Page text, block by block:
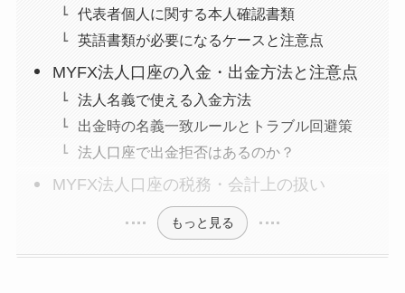
代表者個人に関する本人確認書類
英語書類が必要になるケースと注意点
MYFX法人口座の入金・出金方法と注意点
法人名義で使える入金方法
出金時の名義一致ルールとトラブル回避策
法人口座で出金拒否はあるのか？
MYFX法人口座の税務・会計上の扱い
もっと見る